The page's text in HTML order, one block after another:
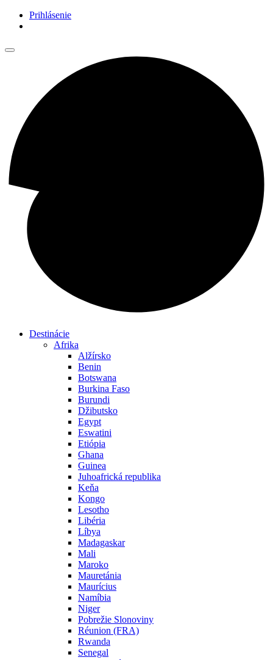
Prihlásenie
Destinácie
Afrika
Alžírsko
Benin
Botswana
Burkina Faso
Burundi
Džibutsko
Egypt
Eswatini
Etiópia
Ghana
Guinea
Juhoafrická republika
Keňa
Kongo
Lesotho
Libéria
Líbya
Madagaskar
Mali
Maroko
Mauretánia
Maurícius
Namíbia
Niger
Pobrežie Slonoviny
Réunion (FRA)
Rwanda
Senegal